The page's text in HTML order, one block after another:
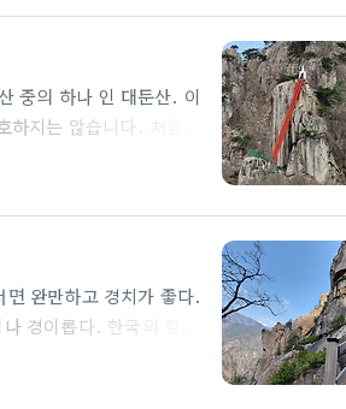
들이 많이 찾는 성지이기
차비는 승용차 기준
중의 하나 인 대둔산. 이
지는 않습니다. 처음부
서 내려 돌밭길에 경사
해보니, 케이블카를 이용
걷고 싶어질 정도로 유
완만하고 경치가 좋다.
경이롭다. 한국의 장가